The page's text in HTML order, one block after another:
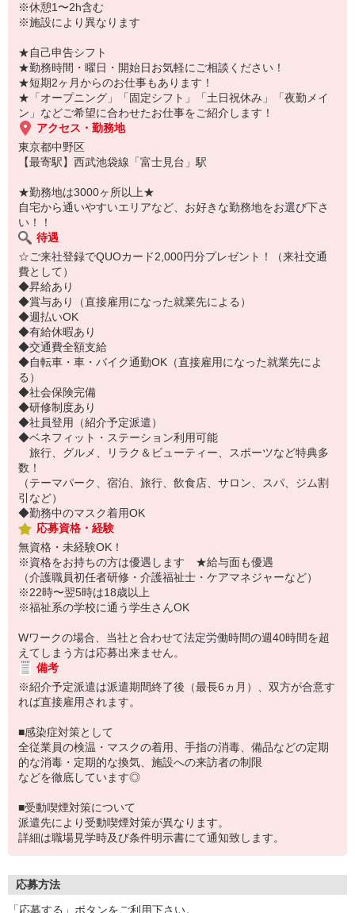
※休憩1〜2h含む
※施設により異なります
★自己申告シフト
★勤務時間・曜日・開始日お気軽にご相談ください！
★短期2ヶ月からのお仕事もあります！
★「オープニング」「固定シフト」「土日祝休み」「夜勤メイ
ン」などご希望に合わせたお仕事をご紹介します！
アクセス・勤務地
東京都中野区
【最寄駅】西武池袋線「富士見台」駅
★勤務地は3000ヶ所以上★
自宅から通いやすいエリアなど、お好きな勤務地をお選び下さ
い！！
待遇
☆ご来社登録でQUOカード2,000円分プレゼント！（来社交通
費として）
◆昇給あり
◆賞与あり（直接雇用になった就業先による）
◆週払いOK
◆有給休暇あり
◆交通費全額支給
◆自転車・車・バイク通勤OK（直接雇用になった就業先によ
る）
◆社会保険完備
◆研修制度あり
◆社員登用（紹介予定派遣）
◆ベネフィット・ステーション利用可能
旅行、グルメ、リラク＆ビューティー、スポーツなど特典多
数！
（テーマパーク、宿泊、旅行、飲食店、サロン、スパ、ジム割
引など）
◆勤務中のマスク着用OK
応募資格・経験
無資格・未経験OK！
※資格をお持ちの方は優遇します ★給与面も優遇
（介護職員初任者研修・介護福祉士・ケアマネジャーなど）
※22時〜翌5時は18歳以上
※福祉系の学校に通う学生さんOK
Wワークの場合、当社と合わせて法定労働時間の週40時間を超
えてしまう方は応募出来ません。
備考
※紹介予定派遣は派遣期間終了後（最長6ヵ月）、双方が合意す
れば直接雇用されます。
■感染症対策として
全従業員の検温・マスクの着用、手指の消毒、備品などの定期
的な消毒・定期的な換気、施設への来訪者の制限
などを徹底しています◎
■受動喫煙対策について
派遣先により受動喫煙対策が異なります。
詳細は職場見学時及び条件明示書にて通知致します。
応募方法
「応募する」ボタンをご利用下さい。